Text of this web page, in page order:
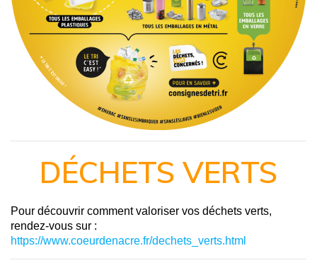
DÉCHETS VERTS
Pour découvrir comment valoriser vos déchets verts,
rendez-vous sur :
https://www.coeurdenacre.fr/dechets_verts.html